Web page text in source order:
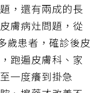
，還有兩成的長
膚病灶問題，從
歲患者，確診後皮
跑遍皮膚科、家
一度癢到掛急